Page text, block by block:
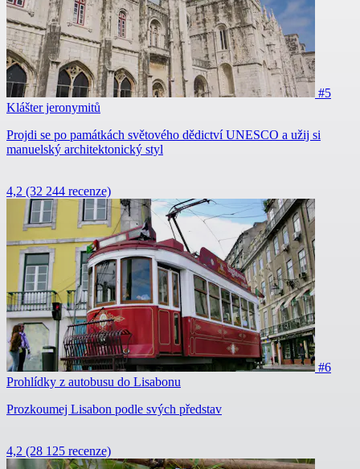
#5
Klášter jeronymitů
Projdi se po památkách světového dědictví UNESCO a užij si
manuelský architektonický styl
4,2 (32 244 recenze)
#6
Prohlídky z autobusu do Lisabonu
Prozkoumej Lisabon podle svých představ
4,2 (28 125 recenze)